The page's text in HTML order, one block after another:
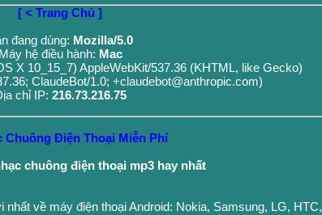
[ < Trang Chủ ]
đang dùng: Mozilla/5.0
Máy hệ điều hành: Mac
X 10_15_7) AppleWebKit/537.36 (KHTML, like Gecko)
ClaudeBot/1.0; +claudebot@anthropic.com)
chỉ IP: 216.73.216.75
Chuông Điện Thoại Miễn Phí
chuông điện thoại mp3 hay nhất
về máy điện thoại Android: Nokia, Samsung, LG, HTC,